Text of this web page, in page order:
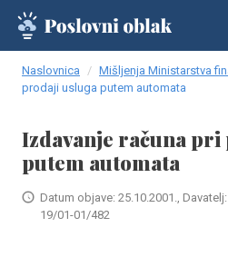
Naslovnica Mišljenja Ministarstva
prodaji usluga putem automata
Izdavanje računa
putem automata
Datum objave: 25.10.2001.,
19/01-01/482